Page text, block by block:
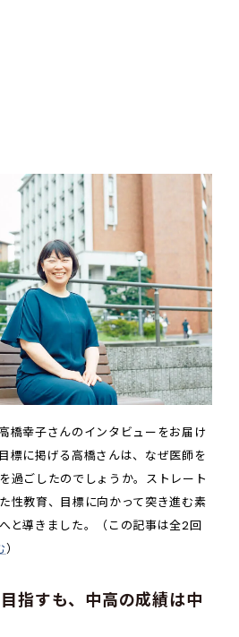
橋幸子さんのインタビューをお届け
標に掲げる高橋さんは、なぜ医師を
過ごしたのでしょうか。ストレート
性教育、目標に向かって突き進む素
と導きました。（この記事は全2回
）
指すも、中高の成績は中